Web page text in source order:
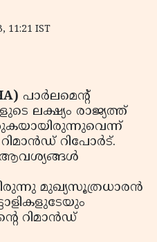
11:21 IST
പാര്‍ലമെന്റ്
ലക്ഷ്യം രാജ്യത്ത്
റിപോര്‍ട്.
ആവശ്യങ്ങള്‍
മുഖ്യസൂത്രധാരന്‍
റിമാന്‍ഡ്